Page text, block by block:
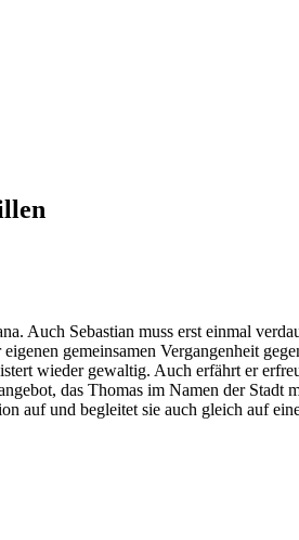
Auch Sebastian muss erst einmal
gemeinsamen Vergangenheit
wieder gewaltig. Auch erfährt er
das Thomas im Namen der
auf und begleitet sie auch gleich auf